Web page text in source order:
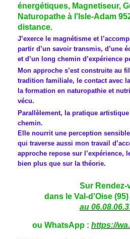
énergétiques, Magnetiseur,
Naturopathe à l'Isle-Adam
distance.
J’exerce le magnétisme et
partir d’un savoir transmis, d’une
et d’un long chemin d’expérience
Mon approche s’est construite au
tradition familiale, le contact avec
la formation en naturopathie et
vécu.
Parallèlement, la pratique
chemin.
Elle nourrit une perception
qui traverse aussi mon travail
approche repose sur l’expérience,
bien plus que sur la théorie.
Sur Rendez-
dans le Val-d'Oise
au
ou WhatsApp : https://